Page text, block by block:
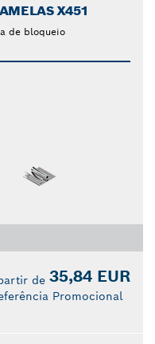
X451
de bloqueio
de 35,84 EUR
Promocional